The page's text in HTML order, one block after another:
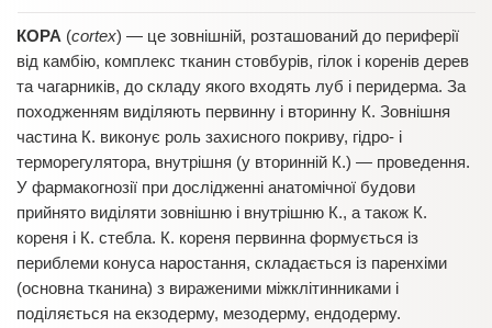
КОРА (cortex) — це зовнішній, розташований до периферії
від камбію, комплекс тканин стовбурів, гілок і коренів дерев
та чагарників, до складу якого входять луб і перидерма. За
походженням виділяють первинну і вторинну К. Зовнішня
частина К. виконує роль захисного покриву, гідро- і
терморегулятора, внутрішня (у вторинній К.) — проведення.
У фармакогнозії при дослідженні анатомічної будови
прийнято виділяти зовнішню і внутрішню К., а також К.
кореня і К. стебла. К. кореня первинна формується із
периблеми конуса наростання, складається із паренхіми
(основна тканина) з вираженими міжклітинниками і
поділяється на екзодерму, мезодерму, ендодерму.